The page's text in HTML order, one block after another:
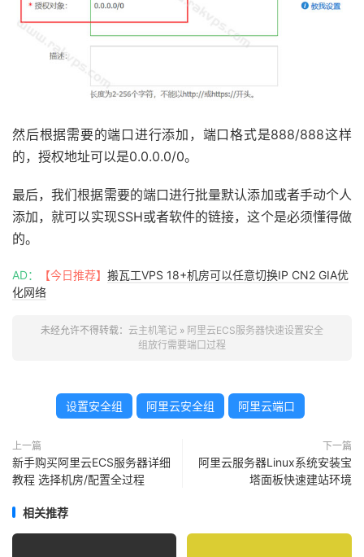
然后根据需要的端口进行添加，端口格式是888/888这样
的，授权地址可以是0.0.0.0/0。
最后，我们根据需要的端口进行批量默认添加或者手动个人
添加，就可以实现SSH或者软件的链接，这个是必须懂得做
的。
AD： 【今日推荐】 搬瓦工VPS 18+机房可以任意切换IP CN2 GIA优
化网络
未经允许不得转载： 云主机笔记 » 阿里云ECS服务器快速设置安全
组放行需要端口过程
设置安全组 阿里云安全组 阿里云端口
上一篇
新手购买阿里云ECS服务器详细
教程 选择机房/配置全过程
下一篇
阿里云服务器Linux系统安装宝
塔面板快速建站环境
相关推荐